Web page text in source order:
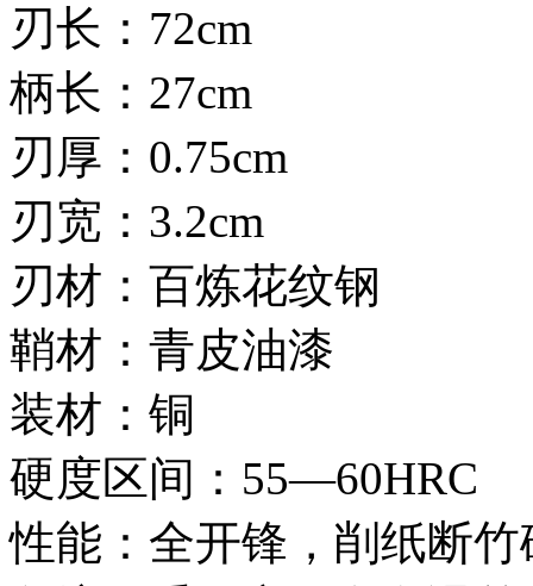
刃长：72cm
柄长：27cm
刃厚：0.75cm
刃宽：3.2cm
刃材：百炼花纹钢
鞘材：青皮油漆
装材：铜
硬度区间：55—60HRC
性能：全开锋，削纸断竹